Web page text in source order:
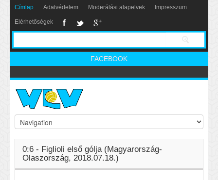
Címlap Adatvédelem Moderálási alapelvek Impresszum
Elérhetőségek
FACEBOOK
0:6 - Figlioli első gólja (Magyarország-
Olaszország, 2018.07.18.)